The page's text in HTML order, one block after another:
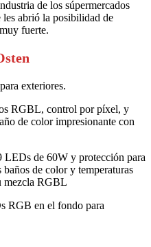
de los súpermercados
abrió la posibilidad de
fuerte.
exteriores.
RGBL, control por píxel, y
de color impresionante con
LEDs de 60W y protección para
de color y temperaturas
mezcla RGBL
RGB en el fondo para